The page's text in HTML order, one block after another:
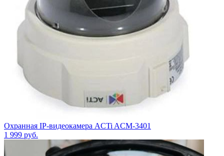
Охранная IP-видеокамера ACTi ACM-3401
1 999 руб.